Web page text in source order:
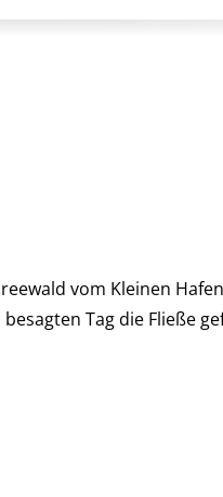
vom Kleinen
Tag die Fließe